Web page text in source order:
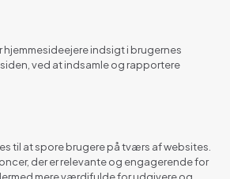
indsigt i brugernes
ved at indsamle og rapportere
til at spore brugere på tværs af websites.
der er relevante og engagerende for
mere værdifulde for udgivere og